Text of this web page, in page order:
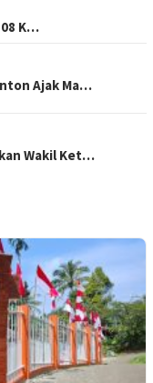
K…
Ajak Ma…
Wakil Ket…